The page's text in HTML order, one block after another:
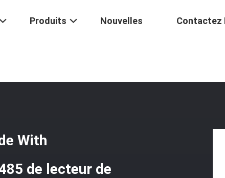
Produits Nouvelles Contactez
With
de lecteur de